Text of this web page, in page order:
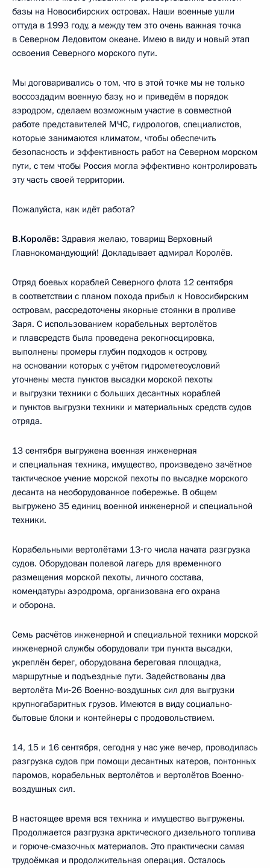
базы на Новосибирских островах. Наши военные ушли
оттуда в 1993 году, а между тем это очень важная точка
в Северном Ледовитом океане. Имею в виду и новый этап
освоения Северного морского пути.
Мы договаривались о том, что в этой точке мы не только
воссоздадим военную базу, но и приведём в порядок
аэродром, сделаем возможным участие в совместной
работе представителей МЧС, гидрологов, специалистов,
которые занимаются климатом, чтобы обеспечить
безопасность и эффективность работ на Северном морском
пути, с тем чтобы Россия могла эффективно контролировать
эту часть своей территории.
Пожалуйста, как идёт работа?
В.Королёв: Здравия желаю, товарищ Верховный
Главнокомандующий! Докладывает адмирал Королёв.
Отряд боевых кораблей Северного флота 12 сентября
в соответствии с планом похода прибыл к Новосибирским
островам, рассредоточены якорные стоянки в проливе
Заря. С использованием корабельных вертолётов
и плавсредств была проведена рекогносцировка,
выполнены промеры глубин подходов к острову,
на основании которых с учётом гидрометеоусловий
уточнены места пунктов высадки морской пехоты
и выгрузки техники с больших десантных кораблей
и пунктов выгрузки техники и материальных средств судов
отряда.
13 сентября выгружена военная инженерная
и специальная техника, имущество, произведено зачётное
тактическое учение морской пехоты по высадке морского
десанта на необорудованное побережье. В общем
выгружено 35 единиц военной инженерной и специальной
техники.
Корабельными вертолётами 13‑го числа начата разгрузка
судов. Оборудован полевой лагерь для временного
размещения морской пехоты, личного состава,
комендатуры аэродрома, организована его охрана
и оборона.
Семь расчётов инженерной и специальной техники морской
инженерной службы оборудовали три пункта высадки,
укреплён берег, оборудована береговая площадка,
маршрутные и подъездные пути. Задействованы два
вертолёта Ми‑26 Военно-воздушных сил для выгрузки
крупногабаритных грузов. Имеются в виду социально-
бытовые блоки и контейнеры с продовольствием.
14, 15 и 16 сентября, сегодня у нас уже вечер, проводилась
разгрузка судов при помощи десантных катеров, понтонных
паромов, корабельных вертолётов и вертолётов Военно-
воздушных сил.
В настоящее время вся техника и имущество выгружены.
Продолжается разгрузка арктического дизельного топлива
и горюче-смазочных материалов. Это практически самая
трудоёмкая и продолжительная операция. Осталось